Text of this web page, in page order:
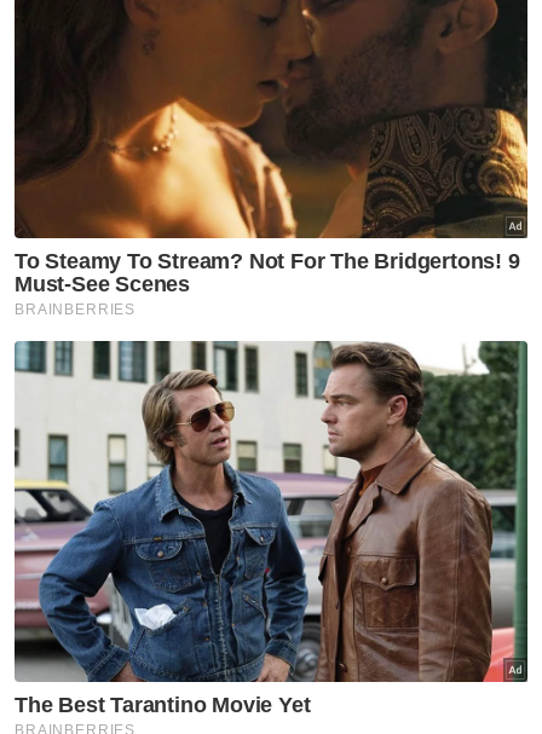
susah buat saya, tapi biarlah kesemua anak
saya membesar di depan mata saya. Buat
masa ini saya menumpang di rumah ibu
selepas buat keputusan berpindah keluar
dari rumah sewa sejak seminggu lalu.
"Tamat saja tempoh 14 hari selesai suntik
vaksin dos kedua, saya akan mula berniaga
semula dan memulakan hidup baharu
bersama anak-anak," katanya.
Bercerita mengenai anak bongsunya, kata
Kimi, walaupun dilahirkan tidak cukup bulan,
namun dia berada dalam keadaan sihat.
"Tapi saya masih dalam proses nak pilih susu
mana yang sesuai untuknya. Saya juga
menamakan anak kami dengan nama
Nurhasmeyra sempena nama arwah isteri
Hasmira," katanya.
Muat turun aplikasi Sinar Harian.Klik di sini!